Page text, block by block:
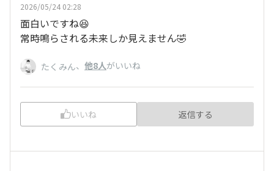
2026/05/24 02:28
面白いですね😆
常時鳴らされる未来しか見えません🤣
たくみん、 他8人がいいね
いいね 返信する